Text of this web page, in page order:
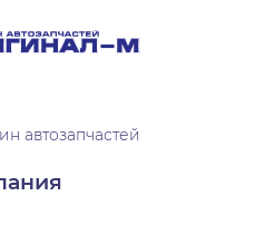
автозапчастей